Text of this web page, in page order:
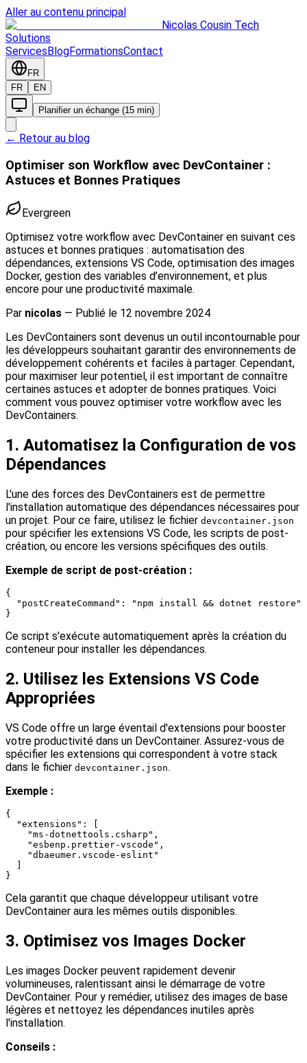
Aller au contenu principal
Nicolas Cousin Tech
Solutions
ServicesBlogFormationsContact
FR
FR
EN
Planifier un échange (15 min)
← Retour au blog
Optimiser son Workflow avec DevContainer :
Astuces et Bonnes Pratiques
Evergreen
Optimisez votre workflow avec DevContainer en suivant ces
astuces et bonnes pratiques : automatisation des
dépendances, extensions VS Code, optimisation des images
Docker, gestion des variables d’environnement, et plus
encore pour une productivité maximale.
Par nicolas — Publié le 12 novembre 2024
Les DevContainers sont devenus un outil incontournable pour
les développeurs souhaitant garantir des environnements de
développement cohérents et faciles à partager. Cependant,
pour maximiser leur potentiel, il est important de connaître
certaines astuces et adopter de bonnes pratiques. Voici
comment vous pouvez optimiser votre workflow avec les
DevContainers.
1. Automatisez la Configuration de vos
Dépendances
L'une des forces des DevContainers est de permettre
l'installation automatique des dépendances nécessaires pour
un projet. Pour ce faire, utilisez le fichier devcontainer.json
pour spécifier les extensions VS Code, les scripts de post-
création, ou encore les versions spécifiques des outils.
Exemple de script de post-création :
{
  "postCreateCommand": "npm install && dotnet restore"
Ce script s'exécute automatiquement après la création du
conteneur pour installer les dépendances.
2. Utilisez les Extensions VS Code
Appropriées
VS Code offre un large éventail d'extensions pour booster
votre productivité dans un DevContainer. Assurez-vous de
spécifier les extensions qui correspondent à votre stack
dans le fichier devcontainer.json.
Exemple :
{
  "extensions": [
    "ms-dotnettools.csharp",
    "esbenp.prettier-vscode",
    "dbaeumer.vscode-eslint"
Cela garantit que chaque développeur utilisant votre
DevContainer aura les mêmes outils disponibles.
3. Optimisez vos Images Docker
Les images Docker peuvent rapidement devenir
volumineuses, ralentissant ainsi le démarrage de votre
DevContainer. Pour y remédier, utilisez des images de base
légères et nettoyez les dépendances inutiles après
l'installation.
Conseils :